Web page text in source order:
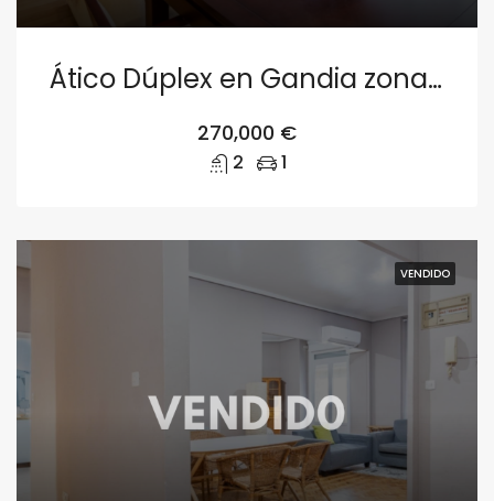
Ático Dúplex en Gandia zona Beniopa
270,000 €
2 1
VENDIDO